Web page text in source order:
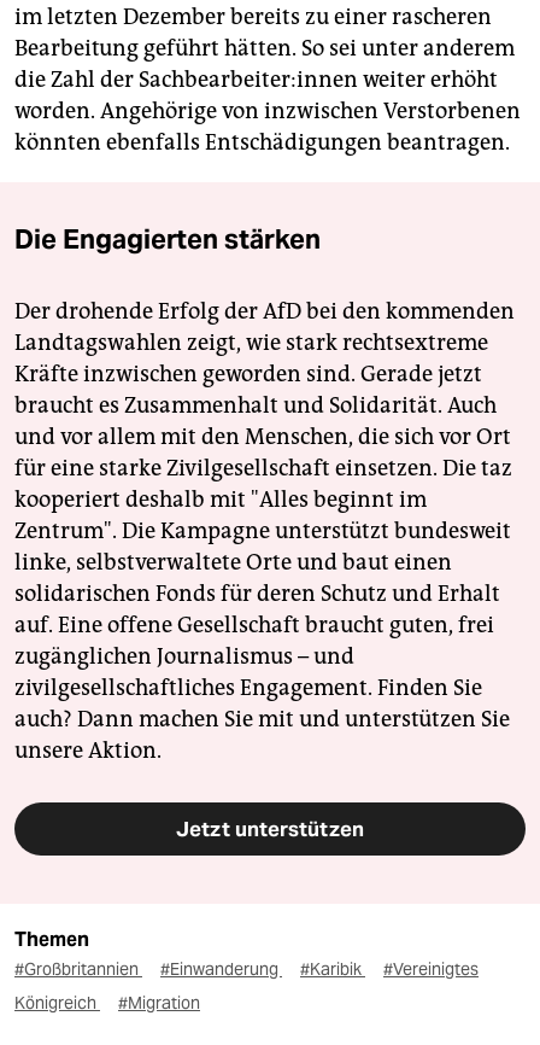
im letzten Dezember bereits zu einer rascheren
Bearbeitung geführt hätten. So sei unter anderem
die Zahl der Sach­be­ar­bei­te­r:in­nen weiter erhöht
worden. Angehörige von inzwischen Verstorbenen
könnten ebenfalls Entschädigungen beantragen.
Die Engagierten stärken
Der drohende Erfolg der AfD bei den kommenden
Landtagswahlen zeigt, wie stark rechtsextreme
Kräfte inzwischen geworden sind. Gerade jetzt
braucht es Zusammenhalt und Solidarität. Auch
und vor allem mit den Menschen, die sich vor Ort
für eine starke Zivilgesellschaft einsetzen. Die taz
kooperiert deshalb mit "Alles beginnt im
Zentrum". Die Kampagne unterstützt bundesweit
linke, selbstverwaltete Orte und baut einen
solidarischen Fonds für deren Schutz und Erhalt
auf. Eine offene Gesellschaft braucht guten, frei
zugänglichen Journalismus – und
zivilgesellschaftliches Engagement. Finden Sie
auch? Dann machen Sie mit und unterstützen Sie
unsere Aktion.
Jetzt unterstützen
Themen
#Großbritannien #Einwanderung #Karibik
#Vereinigtes
Königreich
#Migration